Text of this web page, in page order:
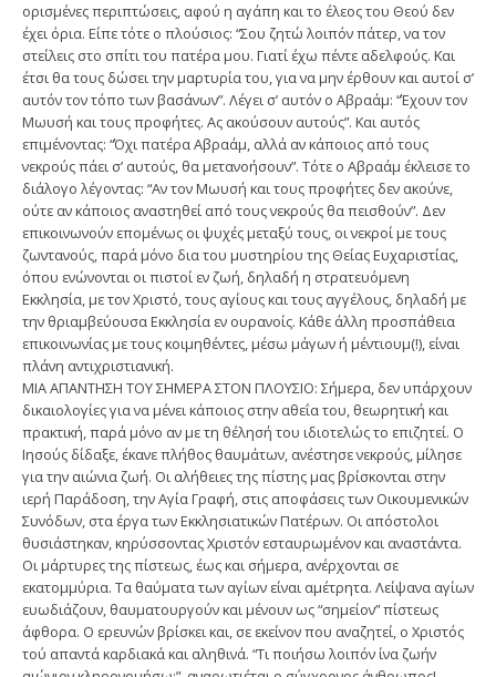
ορισμένες περιπτώσεις, αφού η αγάπη και το έλεος του Θεού δεν
έχει όρια. Είπε τότε ο πλούσιος: “Σου ζητώ λοιπόν πάτερ, να τον
στείλεις στο σπίτι του πατέρα μου. Γιατί έχω πέντε αδελφούς. Και
έτσι θα τους δώσει την μαρτυρία του, για να μην έρθουν και αυτοί σ’
αυτόν τον τόπο των βασάνων”. Λέγει σ’ αυτόν ο Αβραάμ: “Έχουν τον
Μωυσή και τους προφήτες. Ας ακούσουν αυτούς”. Και αυτός
επιμένοντας: “Όχι πατέρα Αβραάμ, αλλά αν κάποιος από τους
νεκρούς πάει σ’ αυτούς, θα μετανοήσουν”. Τότε ο Αβραάμ έκλεισε το
διάλογο λέγοντας: “Αν τον Μωυσή και τους προφήτες δεν ακούνε,
ούτε αν κάποιος αναστηθεί από τους νεκρούς θα πεισθούν”. Δεν
επικοινωνούν επομένως οι ψυχές μεταξύ τους, οι νεκροί με τους
ζωντανούς, παρά μόνο δια του μυστηρίου της Θείας Ευχαριστίας,
όπου ενώνονται οι πιστοί εν ζωή, δηλαδή η στρατευόμενη
Εκκλησία, με τον Χριστό, τους αγίους και τους αγγέλους, δηλαδή με
την θριαμβεύουσα Εκκλησία εν ουρανοίς. Κάθε άλλη προσπάθεια
επικοινωνίας με τους κοιμηθέντες, μέσω μάγων ή μέντιουμ(!), είναι
πλάνη αντιχριστιανική.
ΜΙΑ ΑΠΑΝΤΗΣΗ ΤΟΥ ΣΗΜΕΡΑ ΣΤΟΝ ΠΛΟΥΣΙΟ: Σήμερα, δεν υπάρχουν
δικαιολογίες για να μένει κάποιος στην αθεΐα του, θεωρητική και
πρακτική, παρά μόνο αν με τη θέλησή του ιδιοτελώς το επιζητεί. Ο
Ιησούς δίδαξε, έκανε πλήθος θαυμάτων, ανέστησε νεκρούς, μίλησε
για την αιώνια ζωή. Οι αλήθειες της πίστης μας βρίσκονται στην
ιερή Παράδοση, την Αγία Γραφή, στις αποφάσεις των Οικουμενικών
Συνόδων, στα έργα των Εκκλησιατικών Πατέρων. Οι απόστολοι
θυσιάστηκαν, κηρύσσοντας Χριστόν εσταυρωμένον και αναστάντα.
Οι μάρτυρες της πίστεως, έως και σήμερα, ανέρχονται σε
εκατομμύρια. Τα θαύματα των αγίων είναι αμέτρητα. Λείψανα αγίων
ευωδιάζουν, θαυματουργούν και μένουν ως “σημείον” πίστεως
άφθορα. Ο ερευνών βρίσκει και, σε εκείνον που αναζητεί, ο Χριστός
τού απαντά καρδιακά και αληθινά. “Τι ποιήσω λοιπόν ίνα ζωήν